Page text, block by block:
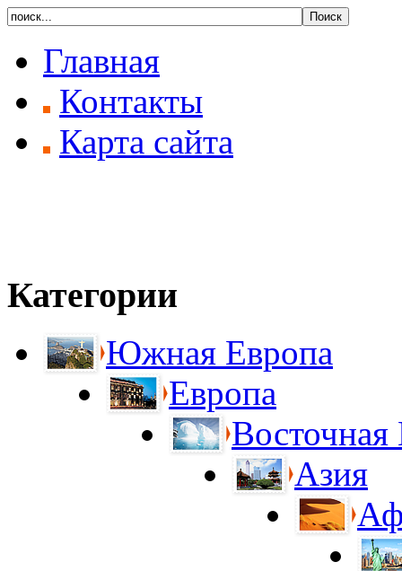
Главная
Контакты
Карта сайта
Категории
Южная Европа
Европа
Восточная
Азия